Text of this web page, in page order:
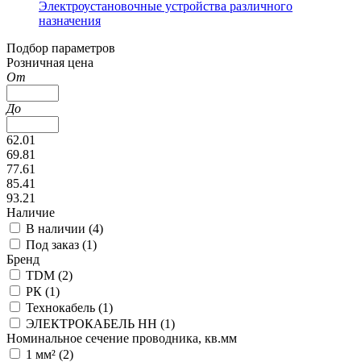
Электроустановочные устройства различного
назначения
Подбор параметров
Розничная цена
От
До
62.01
69.81
77.61
85.41
93.21
Наличие
В наличии (4)
Под заказ (1)
Бренд
TDM (2)
РК (1)
Технокабель (1)
ЭЛЕКТРОКАБЕЛЬ НН (1)
Номинальное сечение проводника, кв.мм
1 мм² (2)